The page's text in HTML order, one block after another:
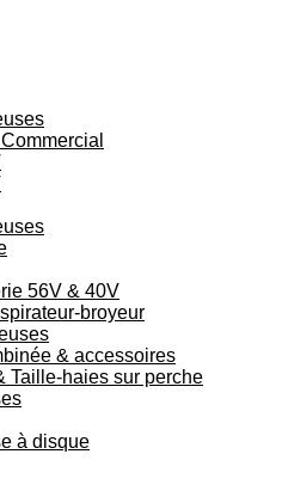
56V & 40V
broyeur
& accessoires
Taille-haies sur perche
à disque